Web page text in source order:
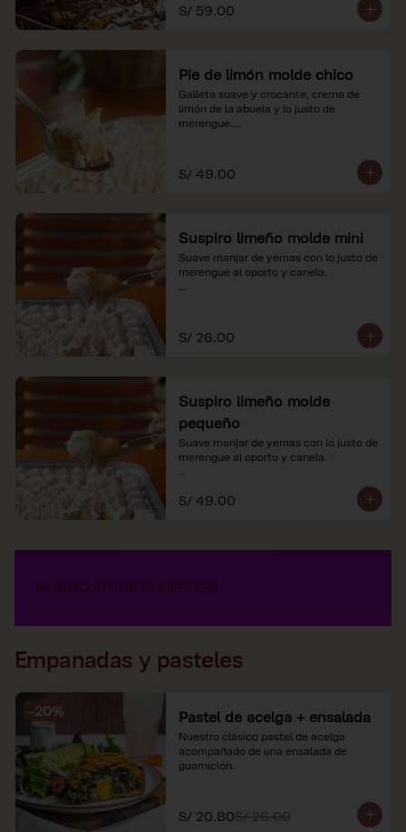
S/ 59.00
Pie de limón molde chico
Galleta suave y crocante, crema de
limón de la abuela y lo justo de
merengue.
soles e incluyen impuestos de ley y
recargo al consumo.
S/ 49.00
Suspiro limeño molde mini
Suave manjar de yemas con lo justo de
merengue al oporto y canela.
S/ 26.00
Suspiro limeño molde
pequeño
Suave manjar de yemas con lo justo de
merengue al oporto y canela.
*Nuestros precios están expresados en
soles e incluyen impuestos de ley y
S/ 49.00
Empanadas y pasteles
-20% Pastel de acelga + ensalada
Nuestro clásico pastel de acelga
acompañado de una ensalada de
guarnición.
S/ 20.80S/ 26.00